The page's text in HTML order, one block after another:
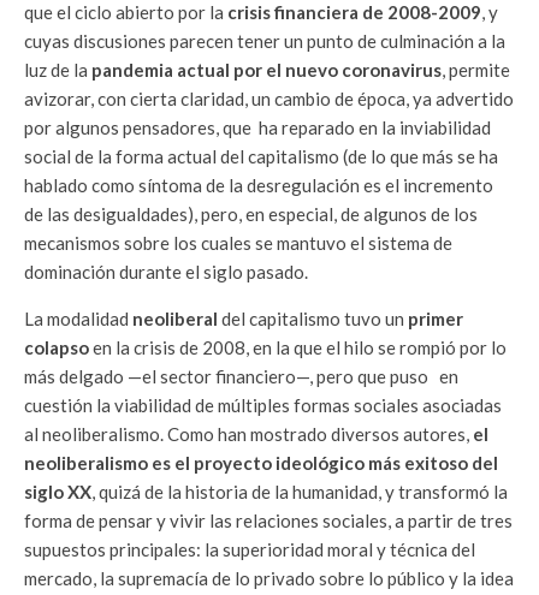
que el ciclo abierto por la crisis financiera de 2008-2009, y
cuyas discusiones parecen tener un punto de culminación a la
luz de la pandemia actual por el nuevo coronavirus, permite
avizorar, con cierta claridad, un cambio de época, ya advertido
por algunos pensadores, que ha reparado en la inviabilidad
social de la forma actual del capitalismo (de lo que más se ha
hablado como síntoma de la desregulación es el incremento
de las desigualdades), pero, en especial, de algunos de los
mecanismos sobre los cuales se mantuvo el sistema de
dominación durante el siglo pasado.
La modalidad neoliberal del capitalismo tuvo un primer
colapsoen la crisis de 2008, en la que el hilo se rompió por lo
más delgado —el sector financiero—, pero que puso en
cuestión la viabilidad de múltiples formas sociales asociadas
al neoliberalismo. Como han mostrado diversos autores, el
neoliberalismo es el proyecto ideológico más exitoso del
siglo XX, quizá de la historia de la humanidad, y transformó la
forma de pensar y vivir las relaciones sociales, a partir de tres
supuestos principales: la superioridad moral y técnica del
mercado, la supremacía de lo privado sobre lo público y la idea